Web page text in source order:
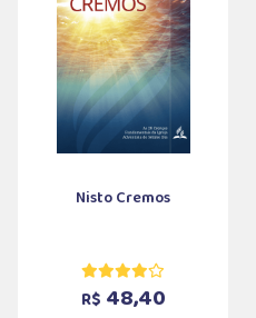
Nisto Cremos
R$ 48,40